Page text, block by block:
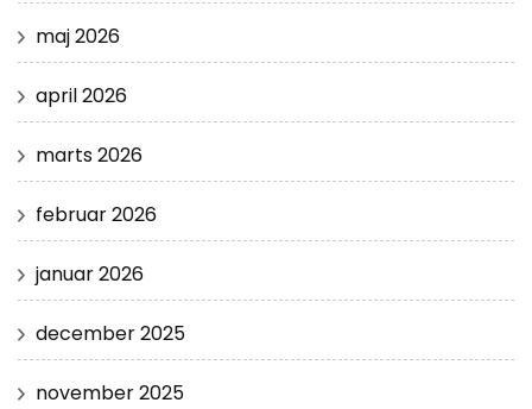
maj 2026
april 2026
marts 2026
februar 2026
januar 2026
december 2025
november 2025